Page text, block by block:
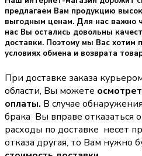
предлагаем Вам продукцию
выгодным ценам. Для нас важно
нас Вы остались довольны
доставки. Поэтому мы Вас хотим
условиях обмена и возврата
При доставке заказа
области, Вы можете
оплаты. В случае
брака Вы вправе отказаться
расходы по доставке несет
отказа другая, то Вам нужно